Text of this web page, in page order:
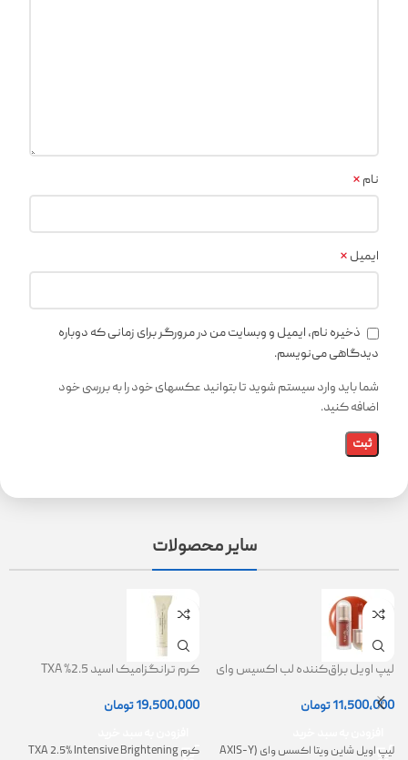
نام *
ایمیل *
ذخیره نام، ایمیل و وبسایت من در مرورگر برای زمانی که دوباره
دیدگاهی می‌نویسم.
شما باید وارد سیستم شوید تا بتوانید عکسهای خود را به بررسی خود
اضافه کنید.
سایر محصولات
لیپ اویل براق‌کننده لب اکسیس وای
11,500,000تومان
لیپ اویل شاین ویتا اکسس وای (AXIS-Y
کرم ترانگزامیک اسید 2.5% TXA
19,500,000تومان
کرم TXA 2.5% Intensive Brightening